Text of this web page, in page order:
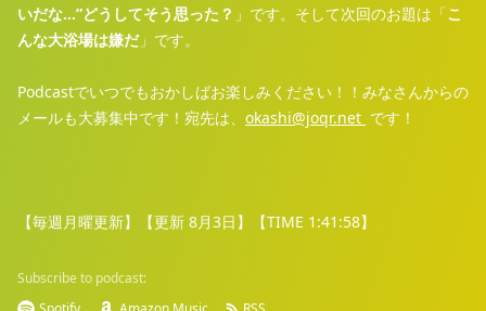
いだな…”どうしてそう思った？ 」です。そして次回のお題は「こ
んな大浴場は嫌だ」です。
Podcastでいつでもおかしばお楽しみください！！みなさんからの
メールも大募集中です！宛先は、 ⁠⁠⁠⁠⁠⁠⁠⁠⁠⁠⁠⁠⁠⁠⁠⁠⁠⁠⁠⁠⁠⁠⁠⁠⁠⁠⁠⁠okashi@joqr.net ⁠⁠⁠⁠⁠⁠⁠⁠⁠⁠⁠⁠⁠⁠⁠⁠⁠⁠⁠⁠⁠⁠⁠⁠⁠⁠⁠⁠ です！
【毎週月曜更新】【更新 8月3日】【TIME 1:41:58】
Subscribe to podcast: